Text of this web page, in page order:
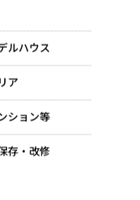
ルハウス
ア
ション等
存・改修